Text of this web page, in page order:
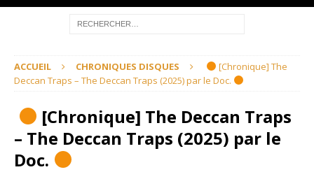
ACCUEIL CHRONIQUES DISQUES
[Chronique] The
Deccan Traps – The Deccan Traps (2025) par le Doc.
[Chronique] The Deccan Traps
– The Deccan Traps (2025) par le
Doc.